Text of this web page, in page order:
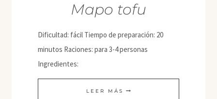
Mapo tofu
Dificultad: fácil Tiempo de preparación: 20
minutos Raciones: para 3-4 personas
Ingredientes:
LEER MÁS MAPO